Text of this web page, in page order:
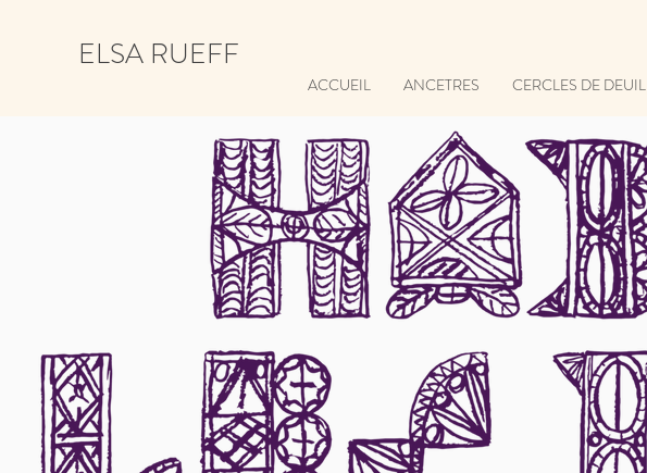
ELSA RUEFF
ACCUEIL ANCETRES CERCLES DE DEUIL